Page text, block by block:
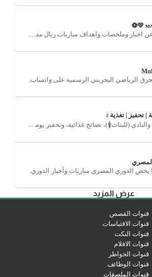
القناة عبارة عن اخبار وملخصات واهداف مباريات ريال مدريد.
الرياضي البحريني الرسمية على واتساب.
| تحفيز | تغذية♀️
تمارين للبيت والنادي (للبنات🚺)، نصائح غذائية، وتحفيز يومي👏
يخص الدوري المصري مباريات وآخبار الدوري.
عرض المزيد
قنوات القصص
قنوات الاقتباسات
قنوات النكت
قنوات الافلام
قنوات الخواطر
قنوات الوظائف
قنوات الملصقات